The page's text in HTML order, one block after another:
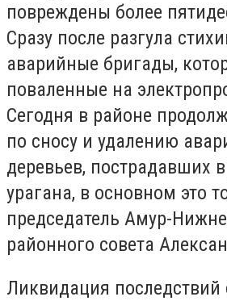
повреждены более
Сразу после разгула
аварийные бригады,
поваленные на
Сегодня в районе
по сносу и удалению
деревьев, пострадавших в
урагана, в основном это
председатель Амур-
районного совета
Ликвидация последствий